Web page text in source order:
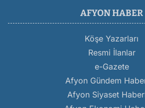
AFYON HABER
Köşe Yazarları
Resmi İlanlar
e-Gazete
Afyon Gündem
Afyon Siyaset